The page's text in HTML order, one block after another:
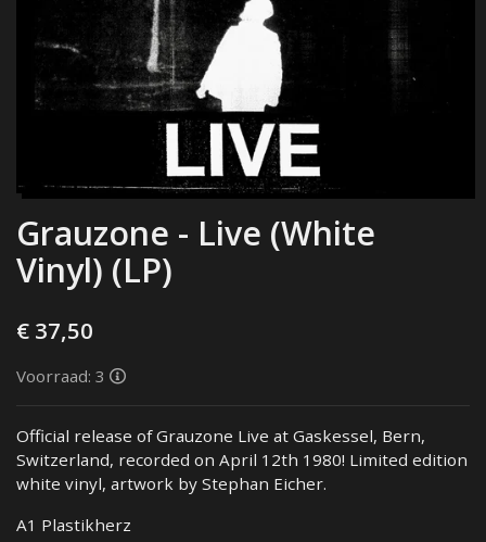
Grauzone - Live (White
Vinyl) (LP)
€ 37,50
Voorraad: 3
Official release of Grauzone Live at Gaskessel, Bern,
Switzerland, recorded on April 12th 1980! Limited edition
white vinyl, artwork by Stephan Eicher.
A1 Plastikherz